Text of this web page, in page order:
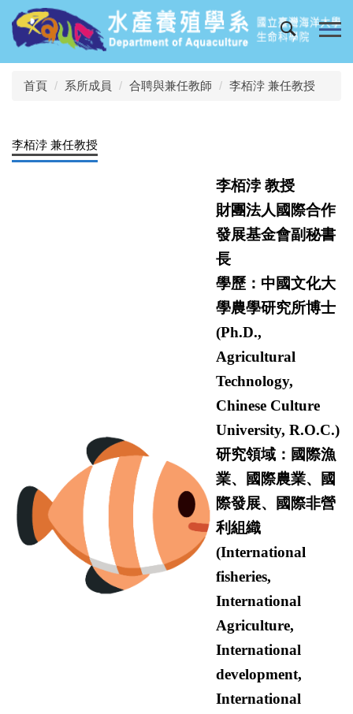
跳
到
主
要
首頁 系所成員 合聘與兼任教師 李栢浡 兼任教授
李栢浡 兼任教授
李栢浡 教授
財團法人國際合作
發展基金會副秘書
長
學歷：中國文化大
學農學研究所博士
(Ph.D.,
Agricultural
Technology,
Chinese Culture
University, R.O.C.)
研究領域：國際漁
業、國際農業、國
際發展、國際非營
利組織
(International
fisheries,
International
Agriculture,
International
development,
International